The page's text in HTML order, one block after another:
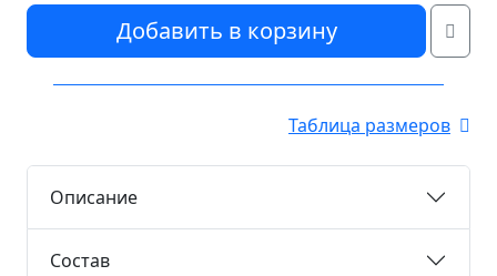
Добавить в корзину
Таблица размеров
Описание
Состав